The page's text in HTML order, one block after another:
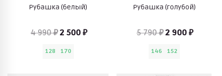
Рубашка (белый)
4 990 ₽ 2 500 ₽
128 170
Рубашка (голубой)
5 790 ₽ 2 900 ₽
146 152